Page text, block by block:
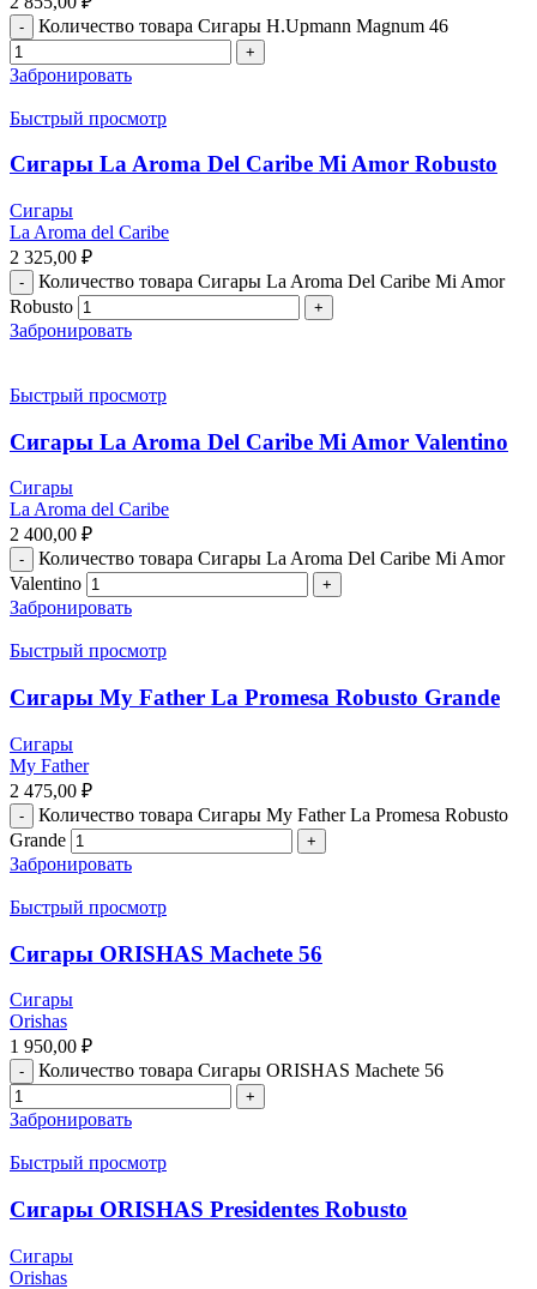
Количество товара Сигары H.Upmann Magnum 46
Забронировать
Быстрый просмотр
Сигары La Aroma Del Caribe Mi Amor Robusto
Сигары
La Aroma del Caribe
2 325,00 ₽
Количество товара Сигары La Aroma Del Caribe Mi Amor
Robusto
Забронировать
Быстрый просмотр
Сигары La Aroma Del Caribe Mi Amor Valentino
Сигары
La Aroma del Caribe
2 400,00 ₽
Количество товара Сигары La Aroma Del Caribe Mi Amor
Valentino
Забронировать
Быстрый просмотр
Сигары My Father La Promesa Robusto Grande
Сигары
My Father
2 475,00 ₽
Количество товара Сигары My Father La Promesa Robusto
Grande
Забронировать
Быстрый просмотр
Сигары ORISHAS Machete 56
Сигары
Orishas
1 950,00 ₽
Количество товара Сигары ORISHAS Machete 56
Забронировать
Быстрый просмотр
Сигары ORISHAS Presidentes Robusto
Сигары
Orishas